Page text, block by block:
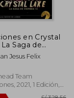
en Crystal
Saga de
13
Jesus Felix
Team
2021, 1 Edición,
Nuevo